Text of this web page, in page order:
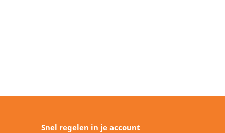
Snel regelen in je account